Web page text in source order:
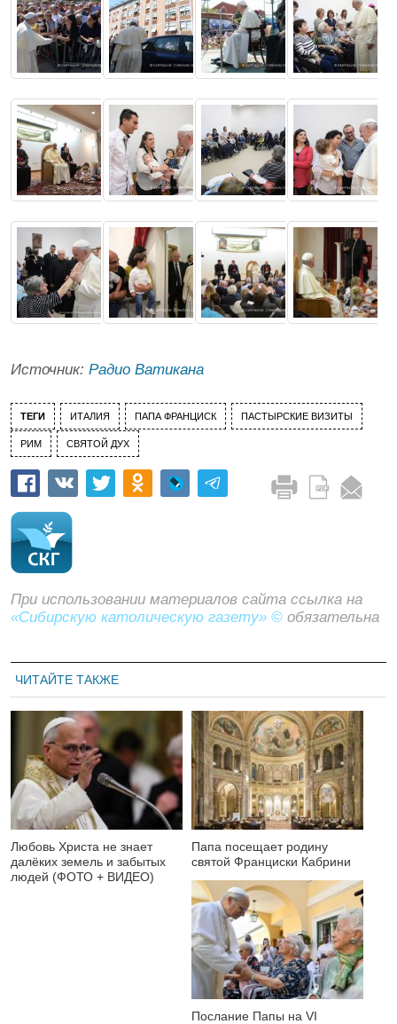
Источник: Радио Ватикана
ТЕГИ ИТАЛИЯ ПАПА ФРАНЦИСК ПАСТЫРСКИЕ ВИЗИТЫ
РИМ СВЯТОЙ ДУХ
При использовании материалов сайта ссылка на
«Сибирскую католическую газету» © обязательна
ЧИТАЙТЕ ТАКЖЕ
Любовь Христа не знает
далёких земель и забытых
людей (ФОТО + ВИДЕО)
Папа посещает родину
святой Франциски Кабрини
Послание Папы на VI